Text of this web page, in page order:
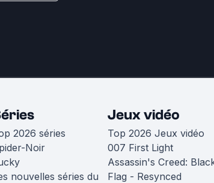
2026 séries
Noir
nouvelles séries du
Jeux vidéo
Top 2026 Jeux vidéo
007 First Light
Assassin's Creed:
Flag - Resynced